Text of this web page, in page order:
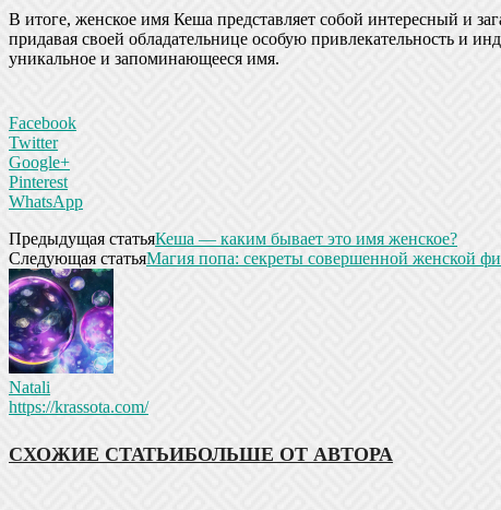
В итоге, женское имя Кеша представляет собой интересный и
придавая своей обладательнице особую привлекательность и
уникальное и запоминающееся имя.
Facebook
Twitter
Google+
Pinterest
WhatsApp
Предыдущая статьяКеша — каким бывает это имя женское?
Следующая статьяМагия попа: секреты совершенной женской
Natali
https://krassota.com/
СХОЖИЕ СТАТЬИБОЛЬШЕ ОТ АВТОРА